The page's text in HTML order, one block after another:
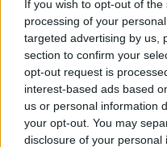
If you wish to opt-out of
processing of your
targeted advertising by us,
section to confirm your
opt-out request is
interest-based ads based
us or personal information
your opt-out. You may
disclosure of your